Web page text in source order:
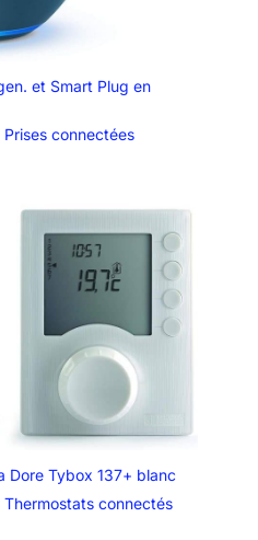
Google Home. Pour que vous
commande : « Alexa, allume/
éteint le rideau à 50 % ». etc. Et
de capteurs. Vous pouvez les
trouver sur l'application Tuya.
et Smart Plug en
Prises connectées
Dore Tybox 137+ blanc
Thermostats connectés